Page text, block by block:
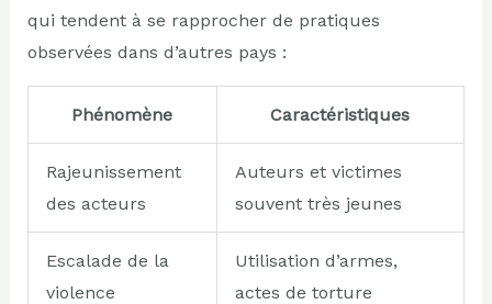
qui tendent à se rapprocher de pratiques
observées dans d’autres pays :
Phénomène Caractéristiques
Rajeunissement
des acteurs
Auteurs et victimes
souvent très jeunes
Escalade de la
violence
Utilisation d’armes,
actes de torture